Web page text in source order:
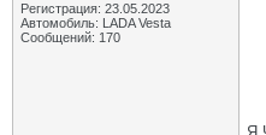
Регистрация: 23.05.2023
Автомобиль: LADA Vesta
Сообщений: 170